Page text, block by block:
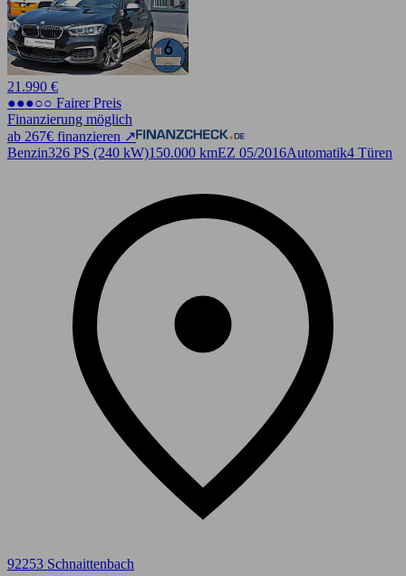
21.990 €
●●●○○ Fairer Preis
Finanzierung möglich
ab 267€ finanzieren ↗
Benzin326 PS (240 kW)150.000 kmEZ 05/2016Automatik4 Türen
92253 Schnaittenbach